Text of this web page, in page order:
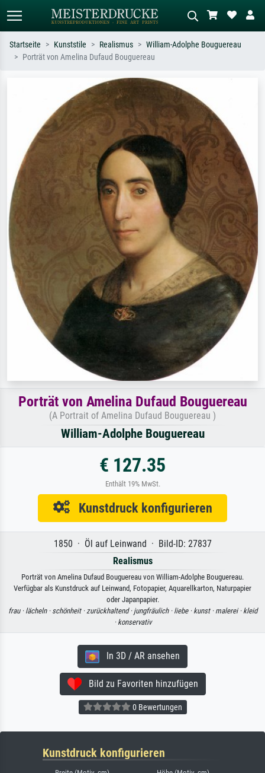
Suchen Sie nach Künstlern, Werktiteln
oder Stilen – z.B. Monet,
Sternennacht, Impressionismus, Welle
Hokusai, Akt.
Beschreiben Sie die Szene – z.B. Grüne
Wiese, Abstrakt mit viel Rot, Dunkles
Ölgemälde, Stehender Akt neben einem
Baum.
Startseite Kunststile Realismus
William-Adolphe Bouguereau
Porträt von Amelina Dufaud Bouguereau
Porträt von Amelina Dufaud Bouguereau
(A Portrait of Amelina Dufaud Bouguereau )
William-Adolphe Bouguereau
€ 127.35
Enthält 19% MwSt.
Kunstdruck konfigurieren
1850 · Öl auf Leinwand · Bild-ID: 27837
Realismus
Porträt von Amelina Dufaud Bouguereau von William-Adolphe Bouguereau.
Verfügbar als Kunstdruck auf Leinwand, Fotopapier, Aquarellkarton, Naturpapier
oder Japanpapier.
frau · lächeln · schönheit · zurückhaltend · jungfräulich · liebe · kunst · malerei · kleid
· konservativ
In 3D / AR ansehen
Bild zu Favoriten hinzufügen
0 Bewertungen
Kunstdruck konfigurieren